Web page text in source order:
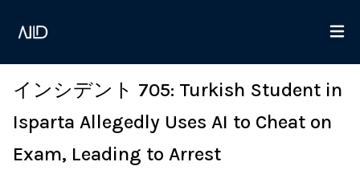
インシデント 705: Turkish Student in
Isparta Allegedly Uses AI to Cheat on
Exam, Leading to Arrest